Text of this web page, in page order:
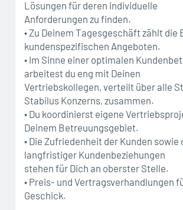
Lösungen für deren individuelle
Anforderungen zu finden.
• Zu Deinem Tagesgeschäft zählt die
kundenspezifischen Angeboten.
• Im Sinne einer optimalen
arbeitest du eng mit Deinen
Vertriebskollegen, verteilt über alle
Stabilus Konzerns, zusammen.
• Du koordinierst eigene
Deinem Betreuungsgebiet.
• Die Zufriedenheit der Kunden sowie
langfristiger Kundenbeziehungen
stehen für Dich an oberster Stelle.
• Preis- und Vertragsverhandlungen
Geschick.